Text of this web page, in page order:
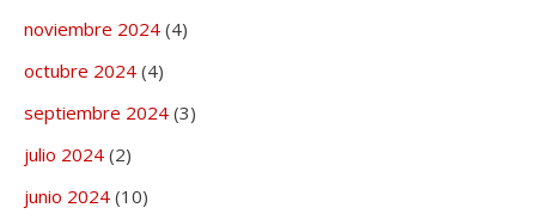
noviembre 2024 (4)
octubre 2024 (4)
septiembre 2024 (3)
julio 2024 (2)
junio 2024 (10)